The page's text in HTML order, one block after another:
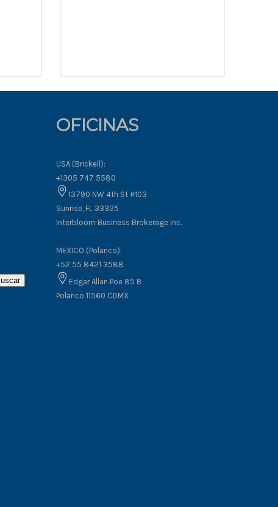
OFICINAS
USA (Brickell):
+1305 747 5580
13790 NW 4th St #103
Sunrise, FL 33325
Interbloom Business Brokerage Inc.
MEXICO (Polanco):
+52 55 8421 3588
Edgar Allan Poe 85 B
Polanco 11560 CDMX